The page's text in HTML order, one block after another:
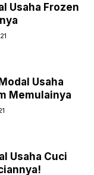
Usaha Frozen
Usaha
Memulainya
Usaha Cuci